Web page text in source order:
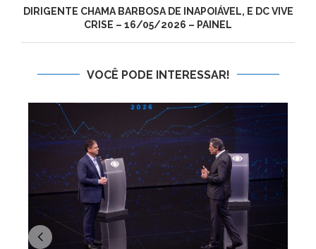
DIRIGENTE CHAMA BARBOSA DE INAPOIÁVEL, E DC VIVE
CRISE – 16/05/2026 – PAINEL
VOCÊ PODE INTERESSAR!